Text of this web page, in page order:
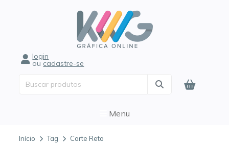
login
oucadastre-se
Menu
Início Tag Corte Reto